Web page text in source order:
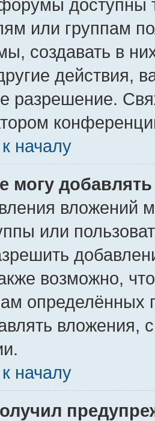
доступны
или группам
создавать в
действия,
разрешение.
началу
могу
вложений
или
возможно,
определённых
вложения,
началу